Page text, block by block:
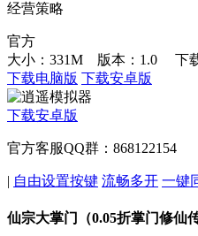
经营策略
官方
大小：331M 版本：1.0
下
下载电脑版 下载安卓版
下载安卓版
官方客服QQ群：868122154
| 自由设置按键 流畅多开 一键
仙宗大掌门（0.05折掌门修仙传